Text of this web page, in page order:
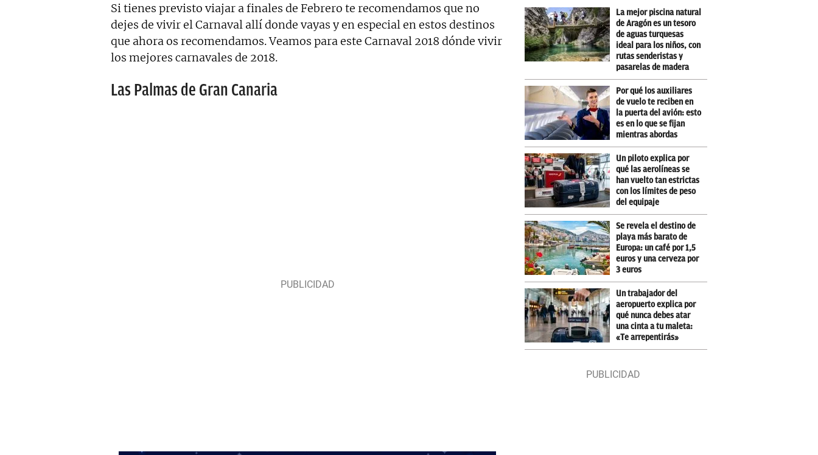
Si tienes previsto viajar a finales de Febrero te recomendamos que no
dejes de vivir el Carnaval allí donde vayas y en especial en estos destinos
que ahora os recomendamos. Veamos para este Carnaval 2018 dónde vivir
los mejores carnavales de 2018.
Las Palmas de Gran Canaria
La mejor piscina natural
de Aragón es un tesoro
de aguas turquesas
ideal para los niños, con
rutas senderistas y
pasarelas de madera
Por qué los auxiliares
de vuelo te reciben en
la puerta del avión: esto
es en lo que se fijan
mientras abordas
Un piloto explica por
qué las aerolíneas se
han vuelto tan estrictas
con los límites de peso
del equipaje
Se revela el destino de
playa más barato de
Europa: un café por 1,5
euros y una cerveza por
3 euros
Un trabajador del
aeropuerto explica por
qué nunca debes atar
una cinta a tu maleta:
«Te arrepentirás»